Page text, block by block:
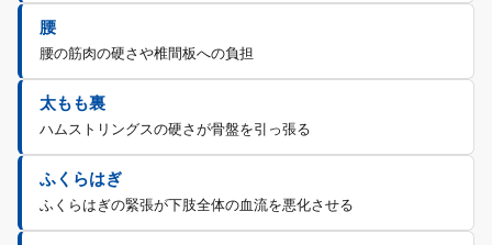
腰
腰の筋肉の硬さや椎間板への負担
太もも裏
ハムストリングスの硬さが骨盤を引っ張る
ふくらはぎ
ふくらはぎの緊張が下肢全体の血流を悪化させる